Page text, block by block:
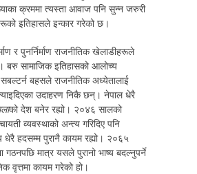
क्रममा त्यस्ता आवाज पनि सुन्न जरुरी
इतिहासले इन्कार गरेको छ।
र पुनर्निर्माण राजनीतिक खेलाडीहरूले
बरु सामाजिक इतिहासको आलोच्य
बहसले राजनीतिक अध्येतालाई
उदाहरण निकै छन्। नेपाल धेरै
को देश बनेर रह्यो। २०४६ सालको
व्यवस्थाको अन्त्य गरिदिए पनि
धेरै हदसम्म पुरानै कायम रह्यो। २०६५
गठनपछि मात्र यसले पुरानो भाष्य बदल्नुपर्ने
वृत्तमा कायम गरेको हो।